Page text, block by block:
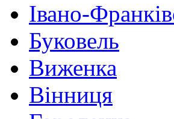
Івано-
Буковель
Виженка
Вінниця